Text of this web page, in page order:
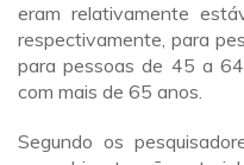
eram relativamente
respectivamente, para
para pessoas de 45 a
com mais de 65 anos.
Segundo os